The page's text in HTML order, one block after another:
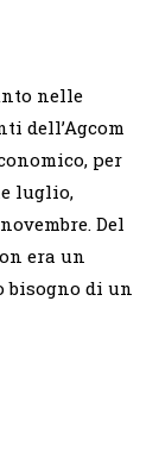
nelle
dell’Agcom
per
luglio,
Del
era un
bisogno di un